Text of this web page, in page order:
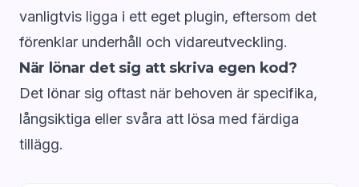
vanligtvis ligga i ett eget plugin, eftersom det
förenklar underhåll och vidareutveckling.
När lönar det sig att skriva egen kod?
Det lönar sig oftast när behoven är specifika,
långsiktiga eller svåra att lösa med färdiga
tillägg.